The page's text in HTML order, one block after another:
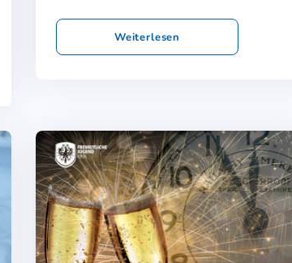
Weiterlesen